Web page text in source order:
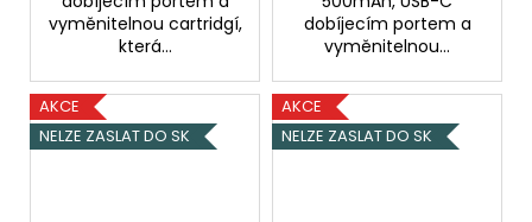
vyměnitelnou cartridgí,
která...
dobíjecím portem a
vyměnitelnou...
AKCE
NELZE ZASLAT DO SK
AKCE
NELZE ZASLAT DO SK